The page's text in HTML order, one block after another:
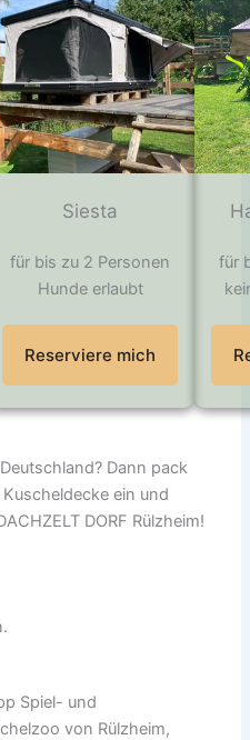
Siesta
für bis zu 2 Personen
Hunde erlaubt
Reserviere mich
für
Dann pack
ein und
DORF Rülzheim!
Spiel- und
von Rülzheim,